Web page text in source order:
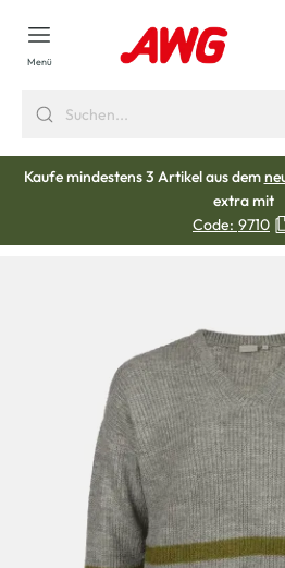
springen
Menü
Kaufe mindestens 3 Artikel aus dem
extra mit
Code: 9710